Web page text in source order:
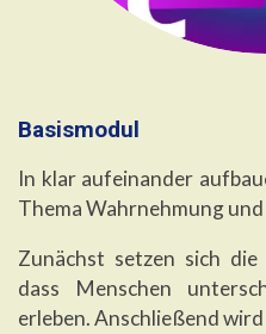
Basismodul
In klar aufeinander
Thema Wahrnehmung
Zunächst setzen sich
dass Menschen
erleben. Anschließend